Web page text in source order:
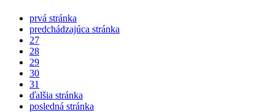
prvá stránka
predchádzajúca stránka
27
28
29
30
31
ďalšia stránka
posledná stránka